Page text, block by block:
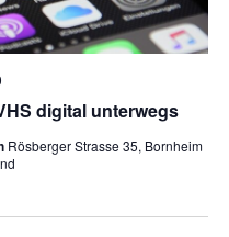
digital unterwegs
Rösberger Strasse 35, Bornheim